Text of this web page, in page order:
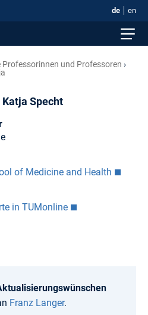
de en
und Professoren
Katja Specht
of Medicine and Health
in TUMonline
Franz Langer.